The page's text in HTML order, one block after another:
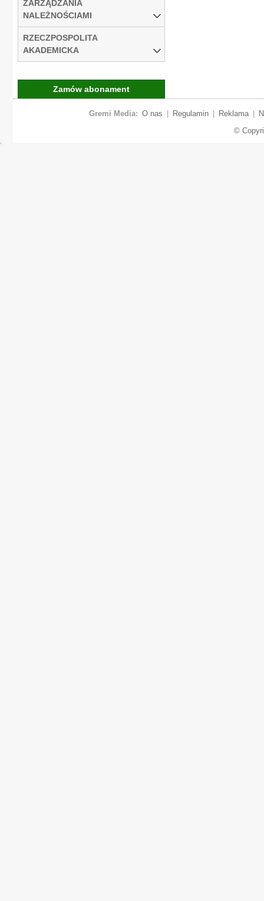
ZARZĄDZANIA
NALEŻNOŚCIAMI
RZECZPOSPOLITA
AKADEMICKA
Zamów abonament
Gremi Media: O nas Regulamin Reklama
©